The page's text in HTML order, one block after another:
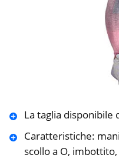
La taglia disponibile
Caratteristiche:
scollo a O,